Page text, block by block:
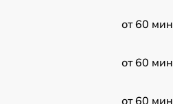
от 60 мин
от 60 мин
от 60 мин